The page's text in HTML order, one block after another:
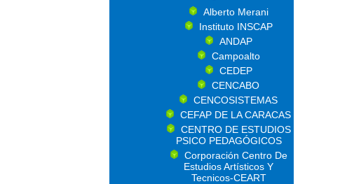
Alberto Merani
Instituto INSCAP
ANDAP
Campoalto
CEDEP
CENCABO
CENCOSISTEMAS
CEFAP DE LA CARACAS
CENTRO DE ESTUDIOS
PSICO PEDAGÓGICOS
Corporación Centro De
Estudios Artísticos Y
Tecnicos-CEART